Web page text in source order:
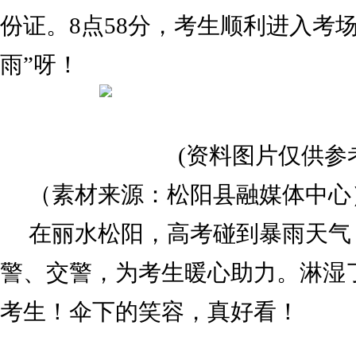
份证。8点58分，考生顺利进入考
雨”呀！
(资料图片仅供参
（素材来源：松阳县融媒体中
在丽水松阳，高考碰到暴雨天
警、交警，为考生暖心助力。淋湿
考生！伞下的笑容，真好看！